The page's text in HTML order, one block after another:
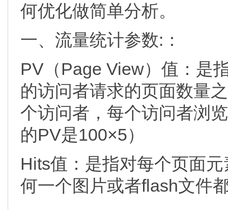
何优化做简单分析。
一、流量统计参数:：
PV（Page View）值：是
的访问者请求的页面数量
个访问者，每个访问者浏
的PV是100×5）
Hits值：是指对每个页面
何一个图片或者flash文件